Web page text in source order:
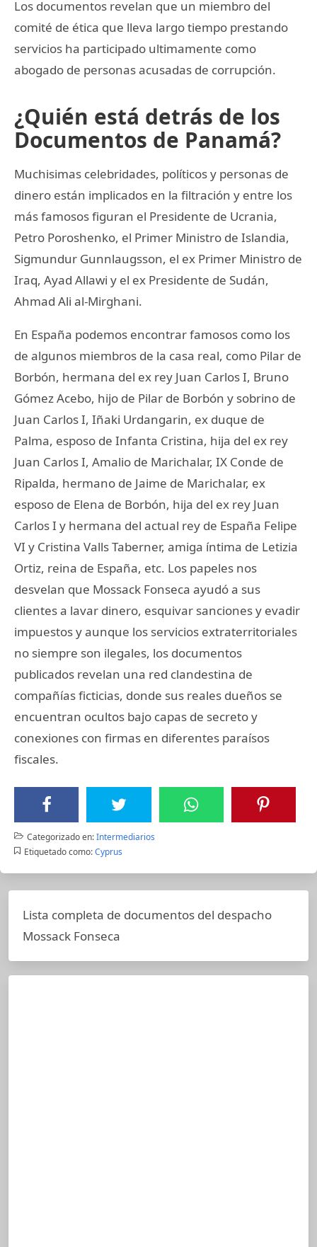
Los documentos revelan que un miembro del
comité de ética que lleva largo tiempo prestando
servicios ha participado ultimamente como
abogado de personas acusadas de corrupción.
¿Quién está detrás de los
Documentos de Panamá?
Muchisimas celebridades, políticos y personas de
dinero están implicados en la filtración y entre los
más famosos figuran el Presidente de Ucrania,
Petro Poroshenko, el Primer Ministro de Islandia,
Sigmundur Gunnlaugsson, el ex Primer Ministro de
Iraq, Ayad Allawi y el ex Presidente de Sudán,
Ahmad Ali al-Mirghani.
En España podemos encontrar famosos como los
de algunos miembros de la casa real, como Pilar de
Borbón, hermana del ex rey Juan Carlos I, Bruno
Gómez Acebo, hijo de Pilar de Borbón y sobrino de
Juan Carlos I, Iñaki Urdangarin, ex duque de
Palma, esposo de Infanta Cristina, hija del ex rey
Juan Carlos I, Amalio de Marichalar, IX Conde de
Ripalda, hermano de Jaime de Marichalar, ex
esposo de Elena de Borbón, hija del ex rey Juan
Carlos I y hermana del actual rey de España Felipe
VI y Cristina Valls Taberner, amiga íntima de Letizia
Ortiz, reina de España, etc. Los papeles nos
desvelan que Mossack Fonseca ayudó a sus
clientes a lavar dinero, esquivar sanciones y evadir
impuestos y aunque los servicios extraterritoriales
no siempre son ilegales, los documentos
publicados revelan una red clandestina de
compañías ficticias, donde sus reales dueños se
encuentran ocultos bajo capas de secreto y
conexiones con firmas en diferentes paraísos
fiscales.
Categorizado en:Intermediarios
Etiquetado como: Cyprus
Lista completa de documentos del despacho
Mossack Fonseca